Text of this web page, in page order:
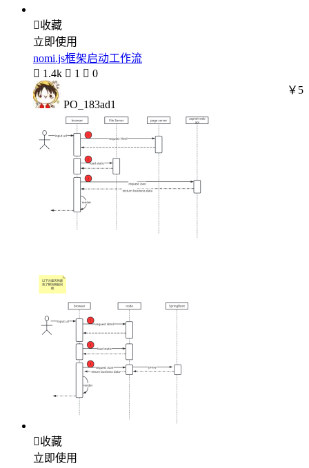
收藏
立即使用
nomi.js框架启动工作流
 1.4k  1  0
PO_183ad1
￥5
收藏
立即使用